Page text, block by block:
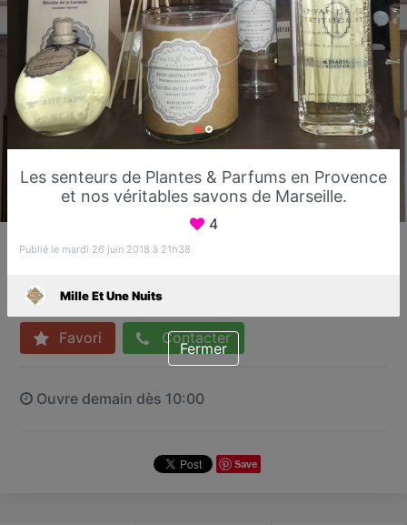
Mille Et Une Nuits
Favori Contacter
Ouvre demain dès 10:00
Save
Les senteurs de Plantes & Parfums en Provence
et nos véritables savons de Marseille.
4
Publié le mardi 26 juin 2018 à 21h38
Mille Et Une Nuits
Fermer